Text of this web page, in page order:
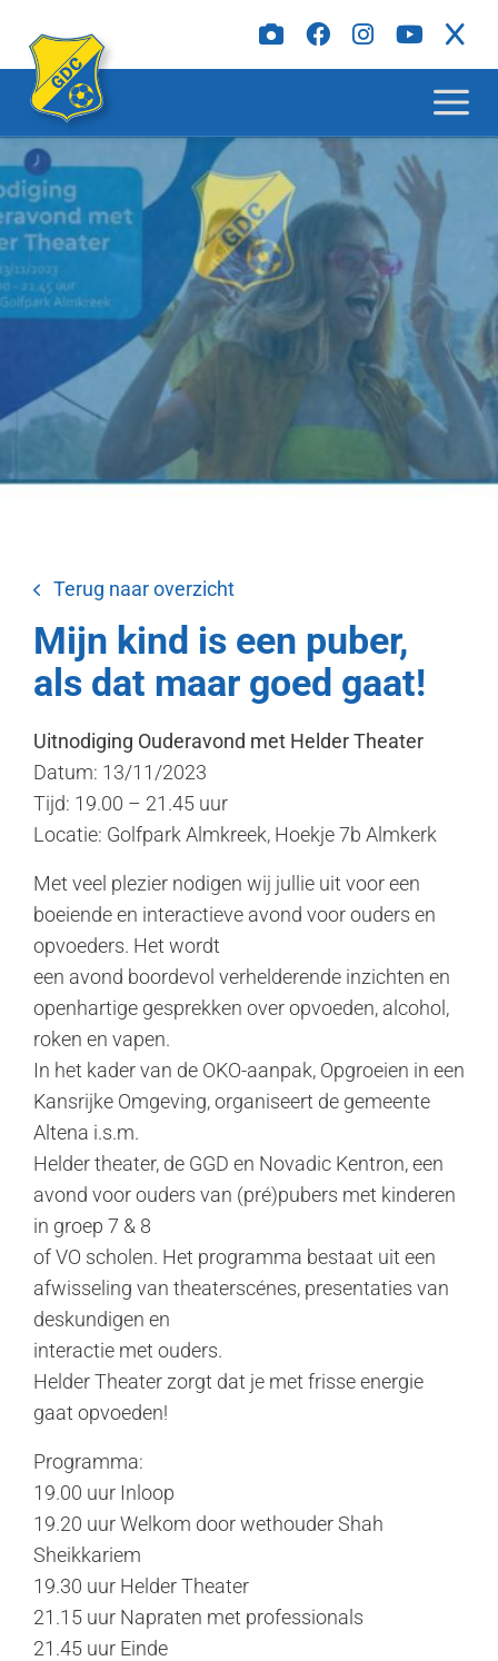
Terug naar overzicht
Mijn kind is een puber,
als dat maar goed gaat!
Uitnodiging Ouderavond met Helder Theater
Datum: 13/11/2023
Tijd: 19.00 – 21.45 uur
Locatie: Golfpark Almkreek, Hoekje 7b Almkerk
Met veel plezier nodigen wij jullie uit voor een
boeiende en interactieve avond voor ouders en
opvoeders. Het wordt
een avond boordevol verhelderende inzichten en
openhartige gesprekken over opvoeden, alcohol,
roken en vapen.
In het kader van de OKO-aanpak, Opgroeien in een
Kansrijke Omgeving, organiseert de gemeente
Altena i.s.m.
Helder theater, de GGD en Novadic Kentron, een
avond voor ouders van (pré)pubers met kinderen
in groep 7 & 8
of VO scholen. Het programma bestaat uit een
afwisseling van theaterscénes, presentaties van
deskundigen en
interactie met ouders.
Helder Theater zorgt dat je met frisse energie
gaat opvoeden!
Programma:
19.00 uur Inloop
19.20 uur Welkom door wethouder Shah
Sheikkariem
19.30 uur Helder Theater
21.15 uur Napraten met professionals
21.45 uur Einde